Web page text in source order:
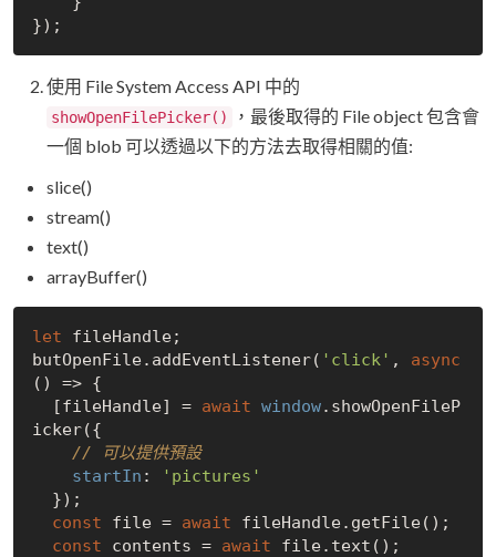
使用 File System Access API 中的
showOpenFilePicker()
，最後取得的 File object 包含會
一個 blob 可以透過以下的方法去取得相關的值:
slice()
stream()
text()
arrayBuffer()
let fileHandle;
butOpenFile.addEventListener( 'click' , async
() => {
  [fileHandle] =
await window.showOpenFileP
icker({
// 可以提供預設
startIn :
'pictures'
const file = await fileHandle.getFile();
const contents = await file.text();